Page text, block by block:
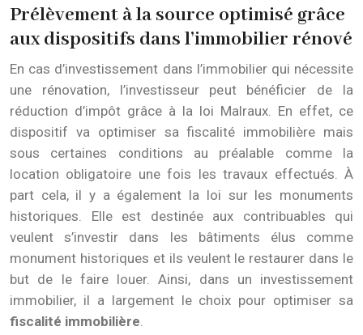
Prélèvement à la source optimisé grâce
aux dispositifs dans l’immobilier rénové
En cas d’investissement dans l’immobilier qui nécessite
une rénovation, l’investisseur peut bénéficier de la
réduction d’impôt grâce à la loi Malraux. En effet, ce
dispositif va optimiser sa fiscalité immobilière mais
sous certaines conditions au préalable comme la
location obligatoire une fois les travaux effectués. À
part cela, il y a également la loi sur les monuments
historiques. Elle est destinée aux contribuables qui
veulent s’investir dans les bâtiments élus comme
monument historiques et ils veulent le restaurer dans le
but de le faire louer. Ainsi, dans un investissement
immobilier, il a largement le choix pour optimiser sa
fiscalité immobilière